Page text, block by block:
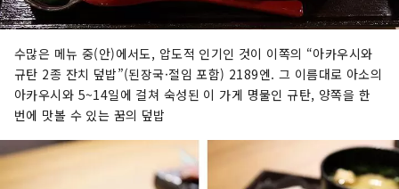
수많은 메뉴 중(안)에서도, 압도적 인기인 것이 이쪽의 “아카우시와
규탄 2종 잔치 덮밥”(된장국·절임 포함) 2189엔. 그 이름대로 아소의
아카우시와 5~14일에 걸쳐 숙성된 이 가게 명물인 규탄, 양쪽을 한
번에 맛볼 수 있는 꿈의 덮밥